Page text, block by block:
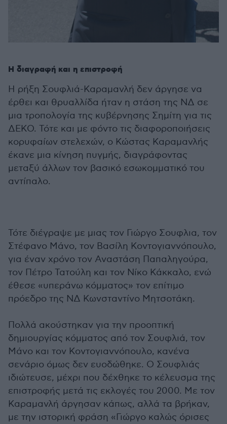
Η διαγραφή και η επιστροφή
Η ρήξη Σουφλιά-Καραμανλή δεν άργησε να
έρθει και θρυαλλίδα ήταν η στάση της ΝΔ σε
μια τροπολογία της κυβέρνησης Σημίτη για τις
ΔΕΚΟ. Τότε και με φόντο τις διαφοροποιήσεις
κορυφαίων στελεχών, ο Κώστας Καραμανλής
έκανε μια κίνηση πυγμής, διαγράφοντας
μεταξύ άλλων τον βασικό εσωκομματικό του
αντίπαλο.
Τότε διέγραψε με μιας τον Γιώργο Σουφλια, τον
Στέφανο Μάνο, τον Βασίλη Κοντογιαννόπουλο,
για έναν χρόνο τον Αναστάση Παπαληγούρα,
τον Πέτρο Τατούλη και τον Νίκο Κάκκαλο, ενώ
έθεσε «υπεράνω κόμματος» τον επίτιμο
πρόεδρο της ΝΔ Κωνσταντίνο Μητσοτάκη.
Πολλά ακούστηκαν για την προοπτική
δημιουργίας κόμματος από τον Σουφλιά, τον
Μάνο και τον Κοντογιαννόπουλο, κανένα
σενάριο όμως δεν ευοδώθηκε. Ο Σουφλιάς
ιδιώτευσε, μέχρι που δέχθηκε το κέλευσμα της
επιστροφής μετά τις εκλογές του 2000. Με τον
Καραμανλή άργησαν κάπως, αλλά τα βρήκαν,
με την ιστορική φράση «Γιώργο καλώς όρισες